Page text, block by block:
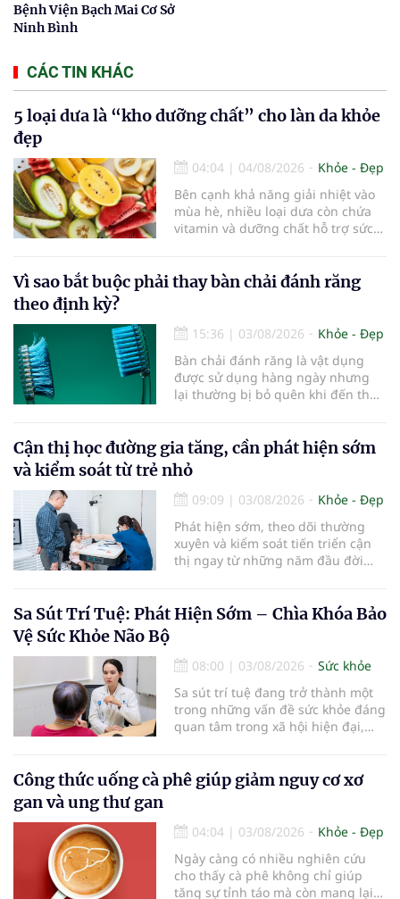
Bệnh Viện Bạch Mai Cơ Sở
Ninh Bình
CÁC TIN KHÁC
5 loại dưa là “kho dưỡng chất” cho làn da khỏe
đẹp
04:04 | 04/08/2026
Khỏe - Đẹp
Bên cạnh khả năng giải nhiệt vào
mùa hè, nhiều loại dưa còn chứa
vitamin và dưỡng chất hỗ trợ sức
Vì sao bắt buộc phải thay bàn chải đánh răng
theo định kỳ?
15:36 | 03/08/2026
Khỏe - Đẹp
Bàn chải đánh răng là vật dụng
được sử dụng hàng ngày nhưng
lại thường bị bỏ quên khi đến thời
bàn chải quá lâu có thể làm giảm
hiệu quả làm sạch và ảnh hưởng
đến sức khỏe răng miệng...
Cận thị học đường gia tăng, cần phát hiện sớm
và kiểm soát từ trẻ nhỏ
09:09 | 03/08/2026
Khỏe - Đẹp
Phát hiện sớm, theo dõi thường
xuyên và kiểm soát tiến triển cận
thị ngay từ những năm đầu đời
trẻ. Đây cũng là định hướng của
Trung tâm Nhãn nhi và Kiểm soát
Đô đưa vào hoạt động ngày 1/8.
Sa Sút Trí Tuệ: Phát Hiện Sớm – Chìa Khóa Bảo
Vệ Sức Khỏe Não Bộ
08:00 | 03/08/2026
Sức khỏe
Sa sút trí tuệ đang trở thành một
trong những vấn đề sức khỏe đáng
quan tâm trong xã hội hiện đại,
triệu người trên thế giới đang
sống chung với bệnh, trong đó
70% trường hợp.
Công thức uống cà phê giúp giảm nguy cơ xơ
gan và ung thư gan
04:04 | 03/08/2026
Khỏe - Đẹp
Ngày càng có nhiều nghiên cứu
cho thấy cà phê không chỉ giúp
tăng sự tỉnh táo mà còn mang lại